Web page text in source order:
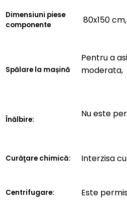
Dimensiuni piese
componente
80x150
Spălare la mașină
Pentru a
moderata,
Înălbire:
Nu este
Curăţare chimică: Interzisa
Centrifugare: Este